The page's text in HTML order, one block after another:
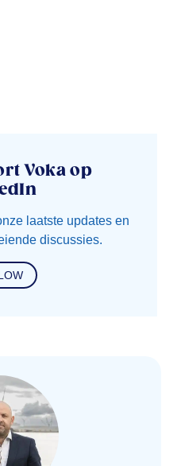
Voka op
laatste updates en
discussies.